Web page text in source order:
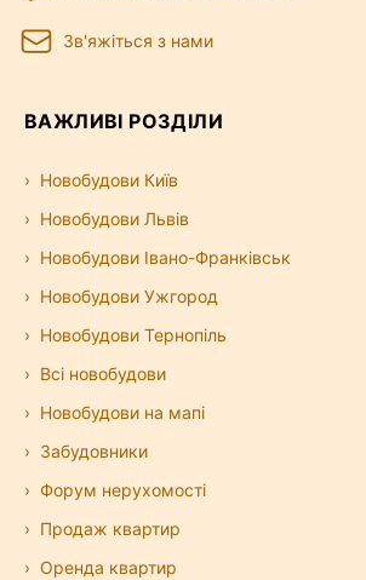
Зв'яжіться з нами
ВАЖЛИВІ РОЗДІЛИ
Новобудови Київ
Новобудови Львів
Новобудови Івано-Франківськ
Новобудови Ужгород
Новобудови Тернопіль
Всі новобудови
Новобудови на мапі
Забудовники
Форум нерухомості
Продаж квартир
Оренда квартир